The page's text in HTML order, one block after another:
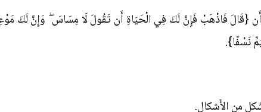
{قَالَ فَاذْهَبْ فَإِنَّ لَكَ فِي الْحَيَاةِ أَن تَقُولَ لَا مِسَاسَ ۖ وَإِنَّ لَكَ
نَسْفًا}.